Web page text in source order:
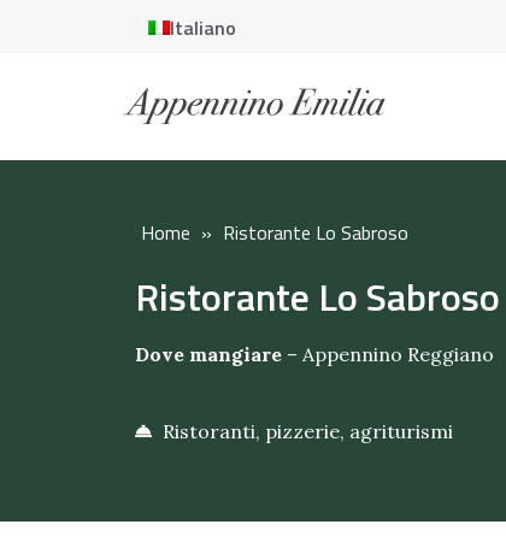
Italiano
Home » Ristorante Lo Sabroso
Ristorante Lo Sabroso
Dove mangiare – Appennino Reggiano
Ristoranti, pizzerie, agriturismi